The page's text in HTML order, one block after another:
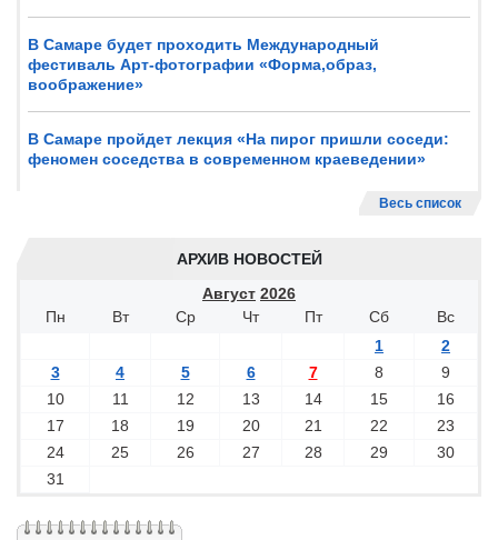
В Самаре будет проходить Международный
фестиваль Арт-фотографии «Форма,образ,
воображение»
В Самаре пройдет лекция «На пирог пришли соседи:
феномен соседства в современном краеведении»
Весь список
АРХИВ НОВОСТЕЙ
Август 2026
Пн
Вт Ср Чт Пт Сб
Вс
1
2
3
4 5 6 7 8
9
10
11 12 13 14 15
16
17
18 19 20 21 22
23
24
25 26 27 28 29
30
31